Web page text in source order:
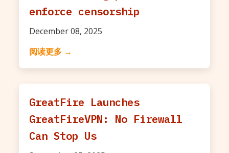
enforce censorship
December 08, 2025
阅读更多 →
GreatFire Launches
GreatFireVPN: No Firewall
Can Stop Us